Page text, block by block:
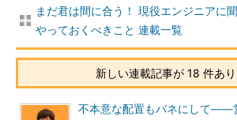
まだ君は間に合う！ 現役エンジニアに
やっておくべきこと 連載一覧
新しい連載記事が 18 件あ
不本意な配置もバネにして――